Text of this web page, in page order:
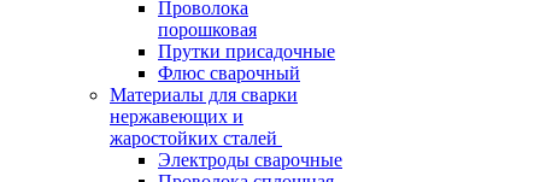
Проволока
порошковая
Прутки присадочные
Флюс сварочный
Материалы для сварки
нержавеющих и
жаростойких сталей
Электроды сварочные